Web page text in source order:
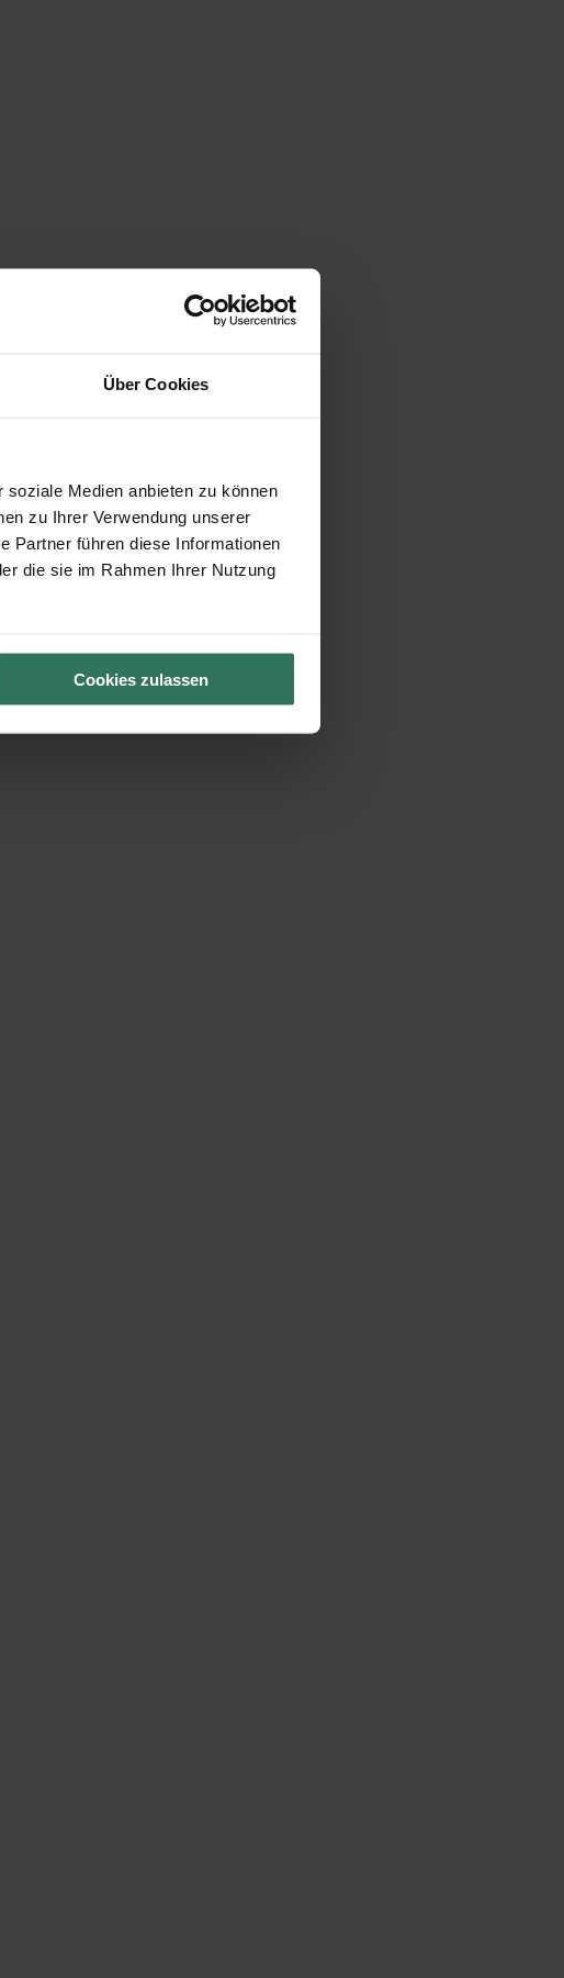
Über Cookies
Medien anbieten zu können
zu Ihrer Verwendung unserer
Partner führen diese Informationen
die sie im Rahmen Ihrer Nutzung
Cookies zulassen